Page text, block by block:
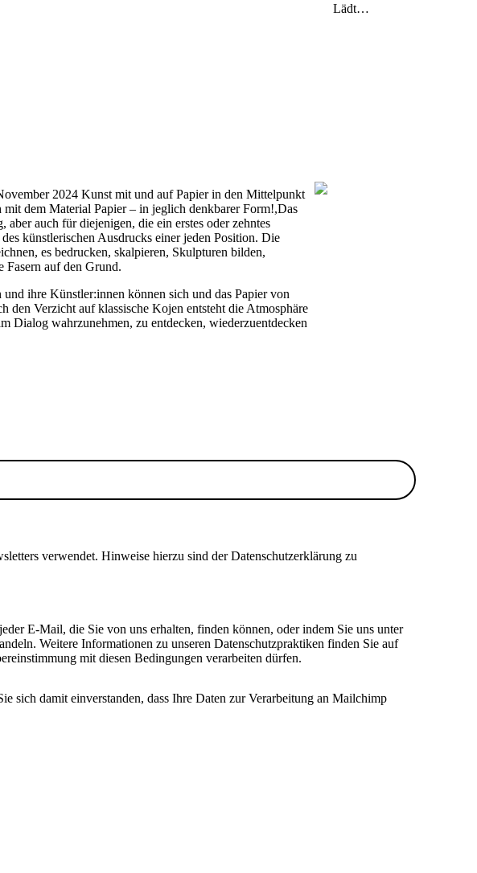
Lädt…
2024 Kunst mit und auf Papier in den Mittelpunkt
mit dem Material Papier – in jeglich denkbarer Form!,Das
auch für diejenigen, die ein erstes oder zehntes
künstlerischen Ausdrucks einer jeden Position. Die
es bedrucken, skalpieren, Skulpturen bilden,
Fasern auf den Grund.
ihre Künstler:innen können sich und das Papier von
den Verzicht auf klassische Kojen entsteht die Atmosphäre
Dialog wahrzunehmen, zu entdecken, wiederzuentdecken
verwendet. Hinweise hierzu sind der Datenschutzerklärung zu
E-Mail, die Sie von uns erhalten, finden können, oder indem Sie uns unter
Weitere Informationen zu unseren Datenschutzpraktiken finden Sie auf
mit diesen Bedingungen verarbeiten dürfen.
sich damit einverstanden, dass Ihre Daten zur Verarbeitung an Mailchimp